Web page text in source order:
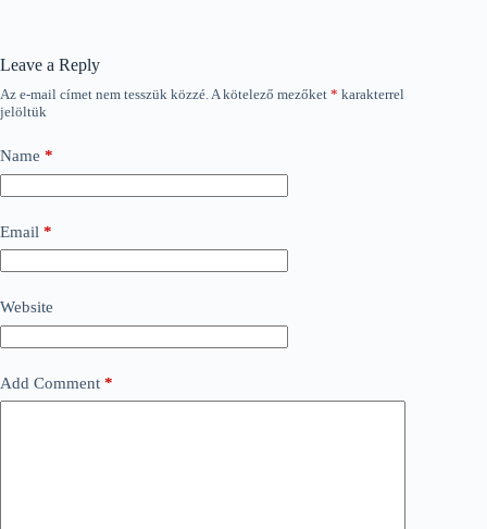
Leave a Reply
Az e-mail címet nem tesszük közzé.A kötelező mezőket * karakterrel
jelöltük
Name *
Email *
Website
Add Comment *